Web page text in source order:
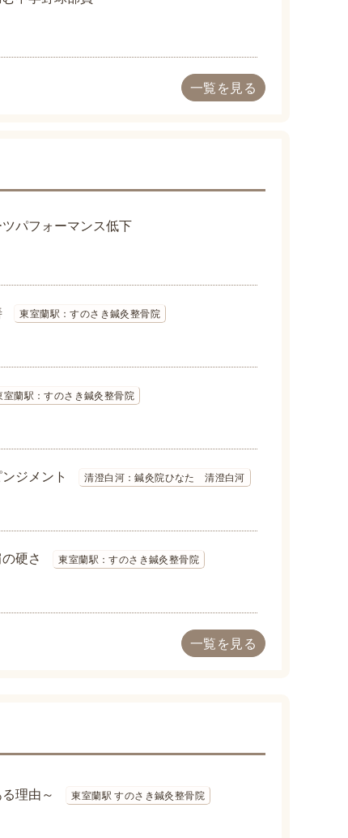
一覧を見る
パフォーマンス低下
東室蘭駅：すのさき鍼灸整骨院
室蘭駅：すのさき鍼灸整骨院
ジメント 清澄白河：鍼灸院ひなた 清澄白河
硬さ 東室蘭駅：すのさき鍼灸整骨院
一覧を見る
理由～ 東室蘭駅 すのさき鍼灸整骨院